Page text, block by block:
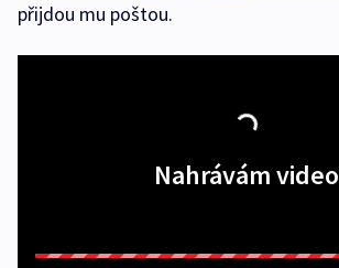
přijdou mu poštou.
Nahrávám video